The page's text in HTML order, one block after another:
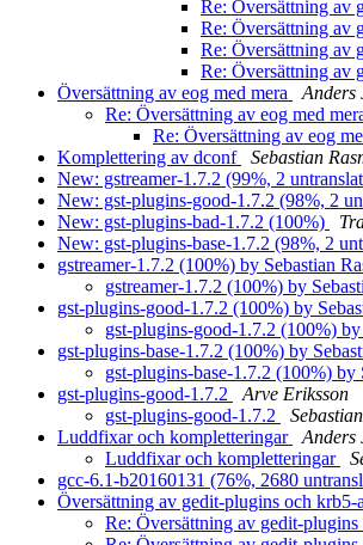
Re: Översättning av
Re: Översättning av
Re: Översättning av
Re: Översättning av
Översättning av eog med mera
Anders
Re: Översättning av eog med
Re: Översättning av eog
Komplettering av dconf
Sebastian
New: gstreamer-1.7.2 (99%, 2
New: gst-plugins-good-1.7.2 (98%, 2
New: gst-plugins-bad-1.7.2 (100%)
New: gst-plugins-base-1.7.2 (98%, 2
gstreamer-1.7.2 (100%) by Sebastian
gstreamer-1.7.2 (100%) by
gst-plugins-good-1.7.2 (100%) by
gst-plugins-good-1.7.2 (100%) by
gst-plugins-base-1.7.2 (100%) by
gst-plugins-base-1.7.2 (100%) by
gst-plugins-good-1.7.2
Arve Eriksson
gst-plugins-good-1.7.2
Luddfixar och kompletteringar
Anders
Luddfixar och kompletteringar
gcc-6.1-b20160131 (76%, 2680
Översättning av gedit-plugins och krb5-
Re: Översättning av gedit-